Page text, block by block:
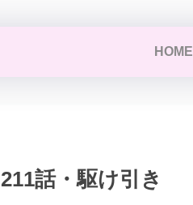
HOME
話・駆け引き